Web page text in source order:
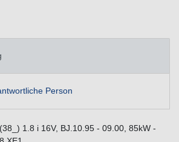
Person
1.8 i 16V, BJ.10.95 - 09.00, 85kW -